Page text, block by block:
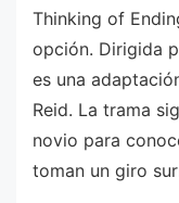
Thinking of
opción. Dirigida
es una
Reid. La trama
novio para
toman un giro